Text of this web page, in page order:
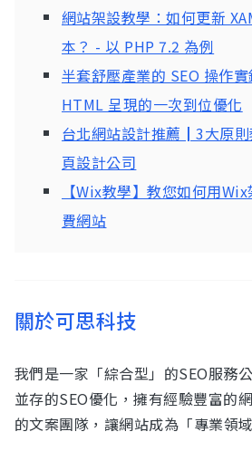
網站架設教學：如何更新
本？ - 以 PHP 7.2 為例
半套舒壓產業的 SEO 操作
HTML 呈現的一次到位優化
台北網站設計推薦┃3大原
頁設計公司
【Wix教學】教您如何用
費網站
關於可思科技
我們是一家「綜合型」的SEO服務
並存的SEO優化，擁有經驗豐富的
的文案團隊，讓網站成為「專業領